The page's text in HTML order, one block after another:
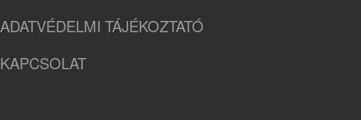
ADATVÉDELMI TÁJÉKOZTATÓ
KAPCSOLAT